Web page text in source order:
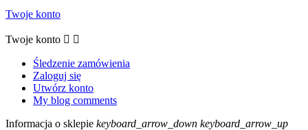
Twoje konto
Twoje konto  
Śledzenie zamówienia
Zaloguj się
Utwórz konto
My blog comments
Informacja o sklepie keyboard_arrow_down keyboard_arrow_up